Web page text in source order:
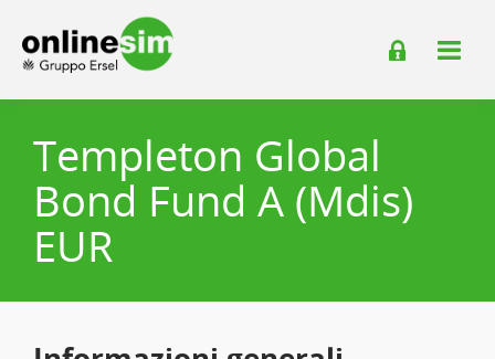
Templeton Global
Bond Fund A (Mdis)
EUR